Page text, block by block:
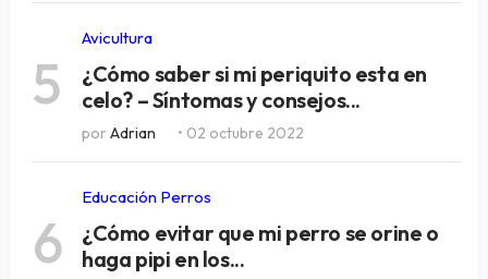
5
Avicultura
¿Cómo saber si mi periquito esta en
celo? – Síntomas y consejos...
por Adrian • 02 octubre 2022
6
Educación Perros
¿Cómo evitar que mi perro se orine o
haga pipi en los...